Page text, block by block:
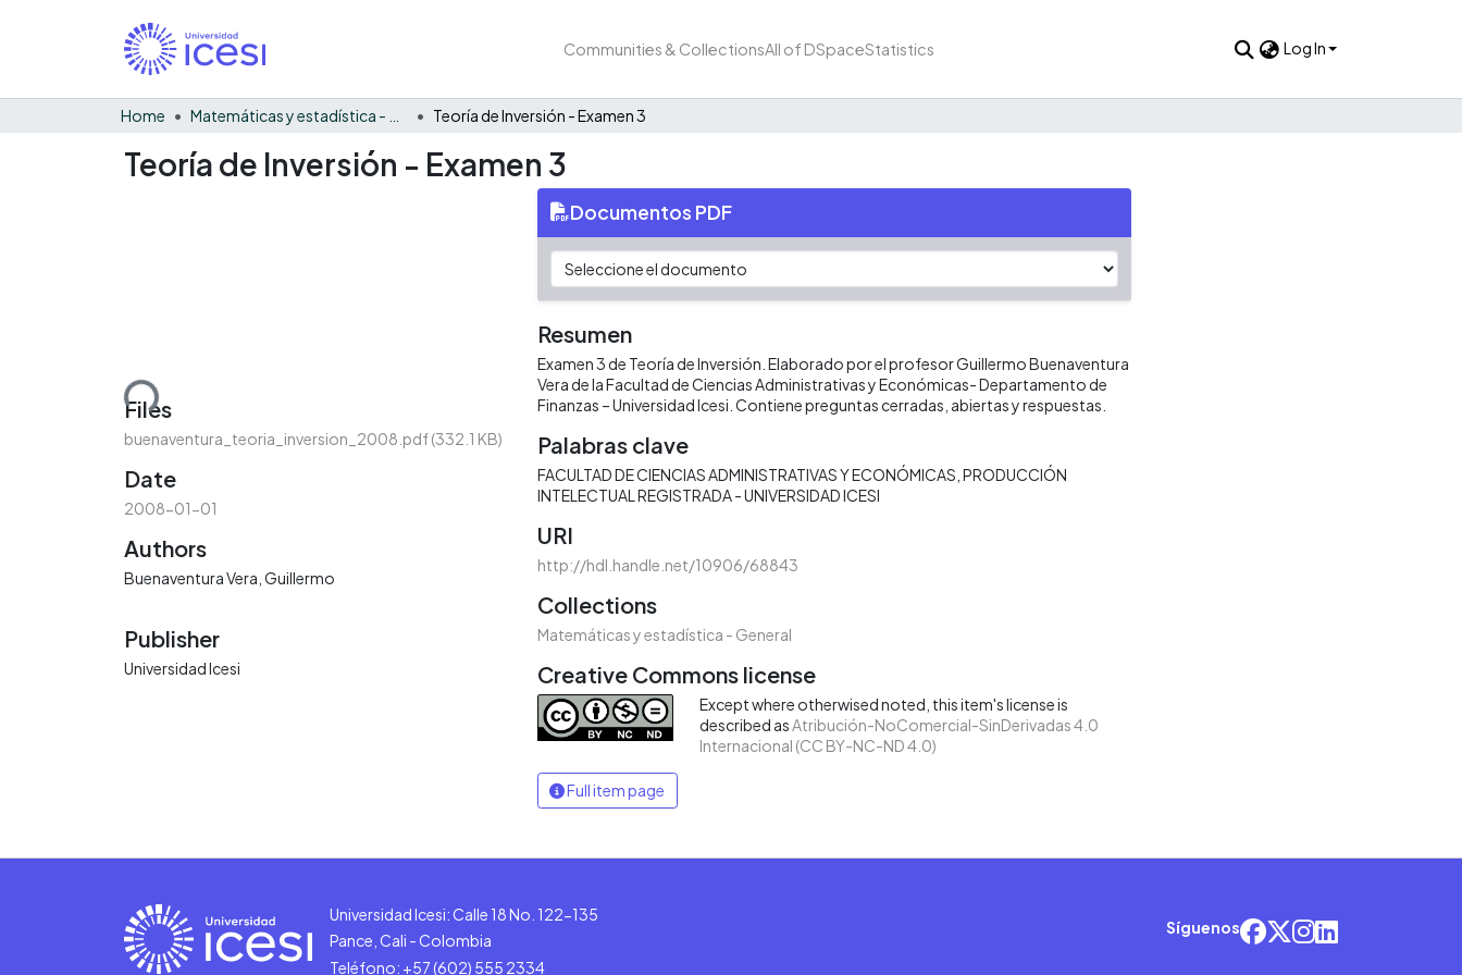
Communities & CollectionsAll of DSpaceStatistics Log In
Home Teoría de Inversión - Examen 3
Teoría de Inversión - Examen 3
Loading...
Files
buenaventura_teoria_inversion_2008.pdf(332.1 KB)
Date
2008-01-01
Authors
Buenaventura Vera, Guillermo
Publisher
Universidad Icesi
Documentos PDF
Resumen
Examen 3 de Teoría de Inversión. Elaborado por el profesor Guillermo Buenaventura
Vera de la Facultad de Ciencias Administrativas y Económicas- Departamento de
Finanzas – Universidad Icesi. Contiene preguntas cerradas, abiertas y respuestas.
Palabras clave
FACULTAD DE CIENCIAS ADMINISTRATIVAS Y ECONÓMICAS PRODUCCIÓN
INTELECTUAL REGISTRADA - UNIVERSIDAD ICESI
URI
http://hdl.handle.net/10906/68843
Collections
Matemáticas y estadística - General
Creative Commons license
Except where otherwised noted, this item's license is
described as Atribución-NoComercial-SinDerivadas 4.0
Internacional (CC BY-NC-ND 4.0)
Full item page
Universidad Icesi: Calle 18 No. 122-135
Pance, Cali - Colombia
Teléfono: +57 (602) 555 2334
Síguenos